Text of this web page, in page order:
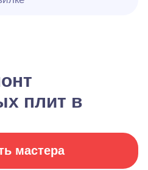
плит в
мастера